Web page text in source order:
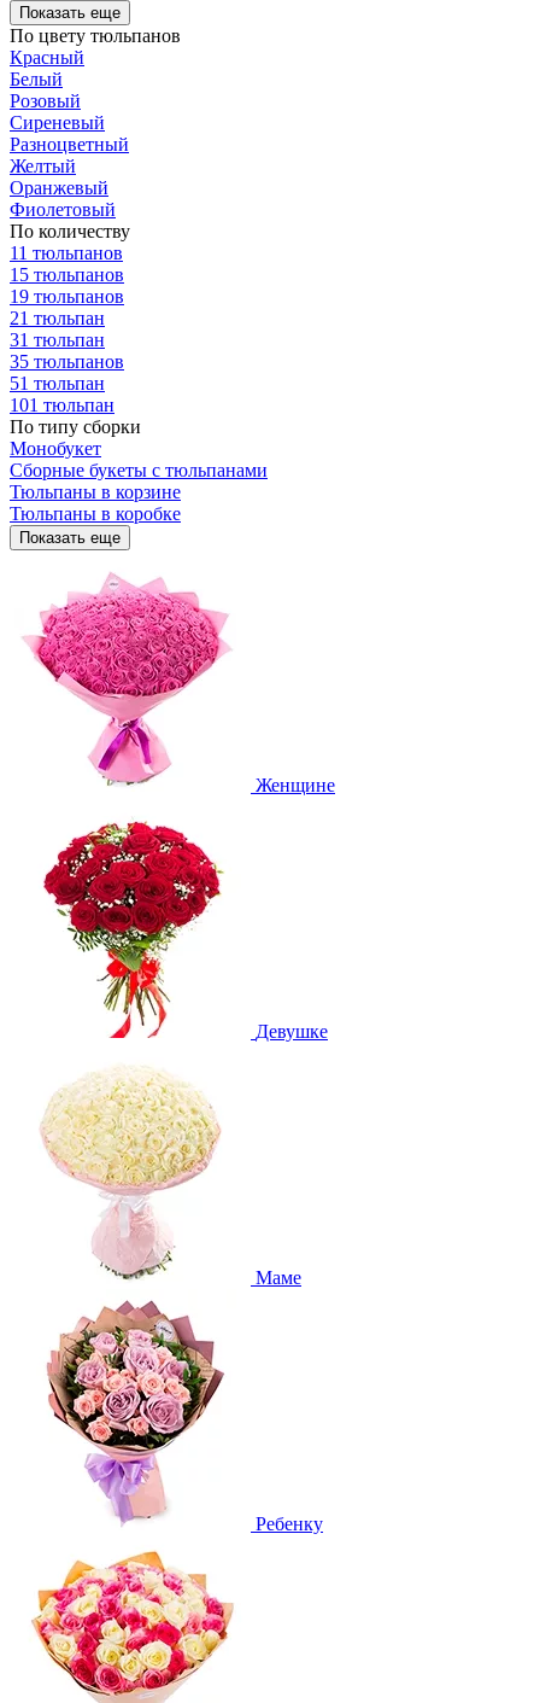
Показать еще
По цвету тюльпанов
Красный
Белый
Розовый
Сиреневый
Разноцветный
Желтый
Оранжевый
Фиолетовый
По количеству
11 тюльпанов
15 тюльпанов
19 тюльпанов
21 тюльпан
31 тюльпан
35 тюльпанов
51 тюльпан
101 тюльпан
По типу сборки
Монобукет
Сборные букеты с тюльпанами
Тюльпаны в корзине
Тюльпаны в коробке
Показать еще
Женщине
Девушке
Маме
Ребенку